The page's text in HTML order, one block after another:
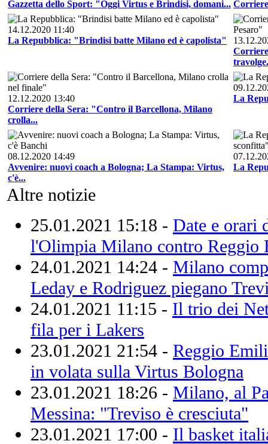
Gazzetta dello Sport: "Oggi Virtus e Brindisi, domani...
14.12.2020 11:40
La Repubblica: "Brindisi batte Milano ed è capolista"
12.12.2020 13:40
Corriere della Sera: "Contro il Barcellona, Milano
crolla...
La
08.12.2020 14:49
Avvenire: nuovi coach a Bologna; La Stampa: Virtus,
c'è...
La
Altre notizie
25.01.2021 15:18 - Date e orari
l'Olimpia Milano contro Reggio
24.01.2021 14:24 - Milano
Leday e Rodriguez piegano
24.01.2021 11:15 - Il trio dei
fila per i Lakers
23.01.2021 21:54 - Reggio
in volata sulla Virtus Bologna
23.01.2021 18:26 - Milano, al
Messina: "Treviso è cresciuta"
23.01.2021 17:00 - Il basket